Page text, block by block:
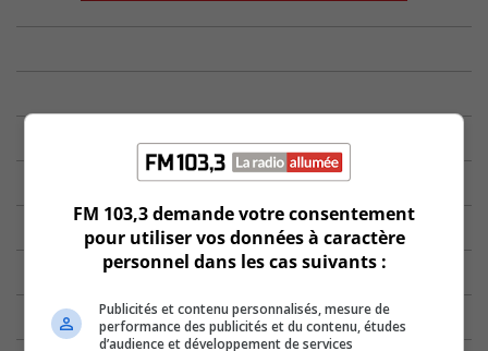
FM 103,3 demande votre consentement
pour utiliser vos données à caractère
personnel dans les cas suivants :
Publicités et contenu personnalisés, mesure de
performance des publicités et du contenu, études
d’audience et développement de services